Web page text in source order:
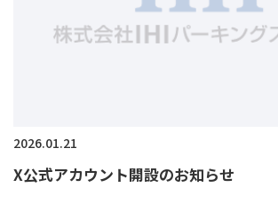
2026.01.21
X公式アカウント開設のお知らせ